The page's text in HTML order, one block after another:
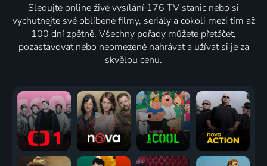
Sledujte online živé vysílání 176 TV stanic nebo si
vychutnejte své oblíbené filmy, seriály a cokoli mezi tím až
100 dní zpětně. Všechny pořady můžete přetáčet,
pozastavovat nebo neomezeně nahrávat a užívat si je za
skvělou cenu.